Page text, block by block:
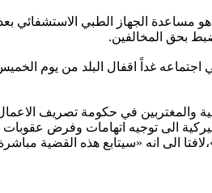
مساعدة الجهاز الطبي الاستشفائي
بحق المخالفين.
في حكومة تصريف الاعمال
الى توجيه اتهامات وفرض
الى انه «سيتابع هذه القضية